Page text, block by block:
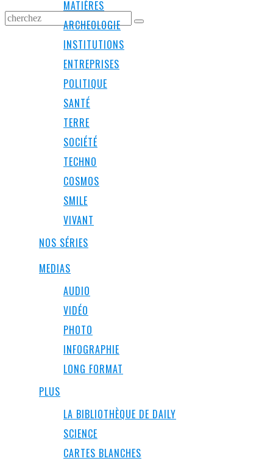
MATIÈRES
ARCHEOLOGIE
INSTITUTIONS
ENTREPRISES
POLITIQUE
SANTÉ
TERRE
SOCIÉTÉ
TECHNO
COSMOS
SMILE
VIVANT
NOS SÉRIES
MEDIAS
AUDIO
VIDÉO
PHOTO
INFOGRAPHIE
LONG FORMAT
PLUS
LA BIBLIOTHÈQUE DE DAILY
SCIENCE
CARTES BLANCHES